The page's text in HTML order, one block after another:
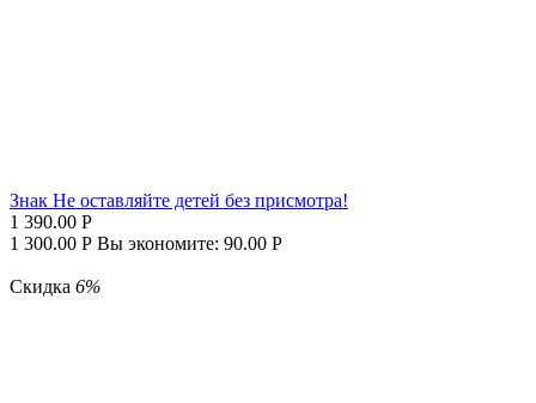
Знак Не оставляйте детей без присмотра!
1 390.00 Р
1 300.00 Р Вы экономите: 90.00 Р
Скидка 6%